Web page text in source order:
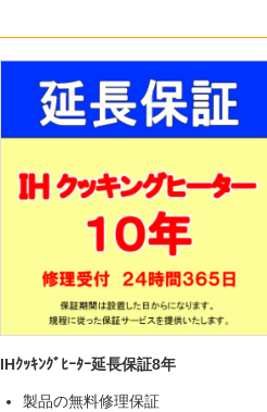
IHｸｯｷﾝｸﾞﾋｰﾀｰ延長保証8年
製品の無料修理保証